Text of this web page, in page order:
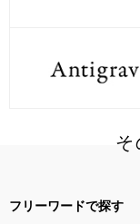
そ
フリーワードで探す